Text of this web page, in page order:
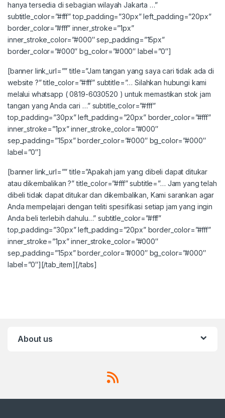
hanya tersedia di sebagian wilayah Jakarta …”
subtitle_color=”#fff” top_padding=”30px” left_padding=”20px”
border_color=”#fff” inner_stroke=”1px”
inner_stroke_color=”#000″ sep_padding=”15px”
border_color=”#000″ bg_color=”#000″ label=”0″]
[banner link_url=”” title=”Jam tangan yang saya cari tidak ada di
website ?” title_color=”#fff” subtitle=”… Silahkan hubungi kami
melalui whatsapp ( 0819-6030520 ) untuk memastikan stok jam
tangan yang Anda cari …” subtitle_color=”#fff”
top_padding=”30px” left_padding=”20px” border_color=”#fff”
inner_stroke=”1px” inner_stroke_color=”#000″
sep_padding=”15px” border_color=”#000″ bg_color=”#000″
label=”0″]
[banner link_url=”” title=”Apakah jam yang dibeli dapat ditukar
atau dikembalikan ?” title_color=”#fff” subtitle=”… Jam yang telah
dibeli tidak dapat ditukar dan dikembalikan, Kami sarankan agar
Anda mempelajari dengan teliti spesifikasi setiap jam yang ingin
Anda beli terlebih dahulu…” subtitle_color=”#fff”
top_padding=”30px” left_padding=”20px” border_color=”#fff”
inner_stroke=”1px” inner_stroke_color=”#000″
sep_padding=”15px” border_color=”#000″ bg_color=”#000″
label=”0″][/tab_item][/tabs]
About us